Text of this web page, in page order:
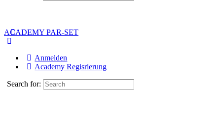
ACADEMY PAR-SET
Anmelden
Academy Regisrierung
Search for: